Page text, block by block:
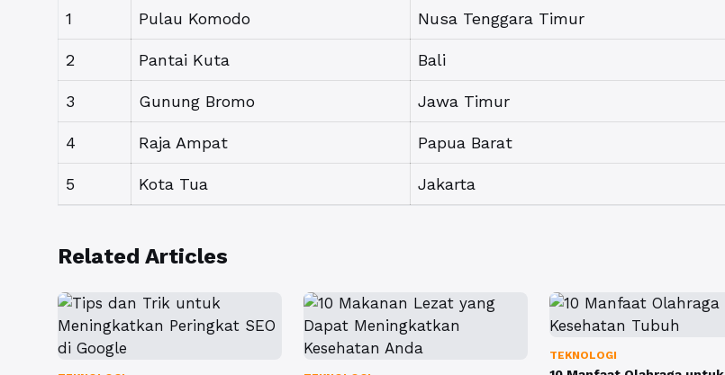
1 Pulau Komodo Nusa Tenggara Timur
2 Pantai Kuta Bali
3 Gunung Bromo Jawa Timur
4 Raja Ampat Papua Barat
5 Kota Tua Jakarta
Related Articles
TEKNOLOGI